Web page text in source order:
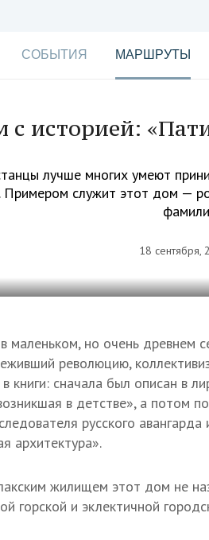
СОБЫТИЯ МАРШРУТЫ
с историей:
лучше многих умеют
Примером служит этот дом —
18 сентября,
маленьком, но очень древнем
революцию,
сначала был описан в
в детстве», а потом
русского
архитектура».
жилищем этот дом не
горской и эклектичной